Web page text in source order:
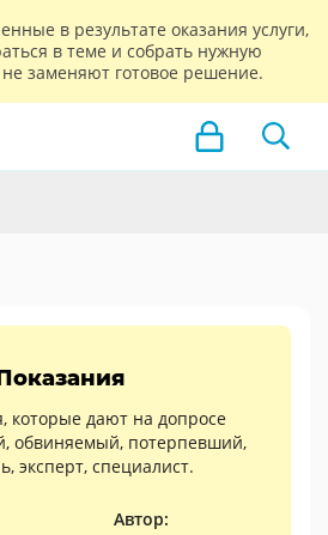
в результате оказания услуги,
в теме и собрать нужную
заменяют готовое решение.
которые дают на допросе
обвиняемый, потерпевший,
эксперт, специалист.
Автор: